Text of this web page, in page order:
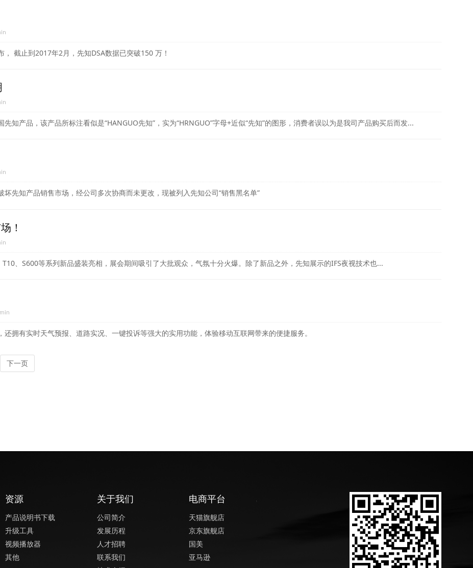
截止到2017年2月，先知DSA数据已突破150 万！
知产品，该产品所标注看似是“HANGUO先知”，实为“HRNGUO”字母+近似“先知”的图形，消费者误以为是我司产品购买后而发...
先知产品销售市场，经公司多次协商而未更改，现被列入先知公司“销售黑名单”
！
、S600等系列新品盛装亮相，展会期间吸引了大批观众，气氛十分火爆。除了新品之外，先知展示的IFS夜视技术也...
拥有实时天气预报、道路实况、一键投诉等强大的实用功能，体验移动互联网带来的便捷服务。
下一页
资源
产品说明书下载
升级工具
视频播放器
其他
关于我们
公司简介
发展历程
人才招聘
联系我们
电商平台
天猫旗舰店
京东旗舰店
国美
亚马逊